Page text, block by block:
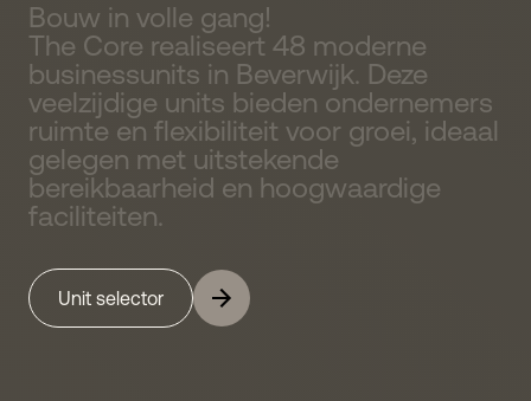
Bouw in volle gang!
The Core realiseert 48 moderne
businessunits in Beverwijk. Deze
veelzijdige units bieden ondernemers
ruimte en flexibiliteit voor groei, ideaal
gelegen met uitstekende
bereikbaarheid en hoogwaardige
faciliteiten.
Unit selector